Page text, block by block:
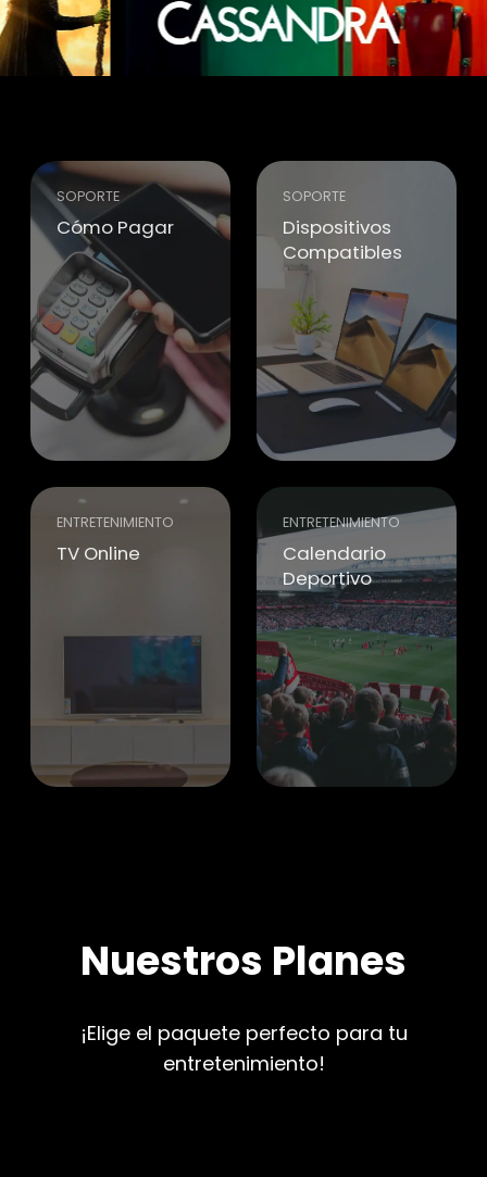
SOPORTE
Cómo Pagar
SOPORTE
Dispositivos
Compatibles
ENTRETENIMIENTO
TV Online
ENTRETENIMIENTO
Calendario
Deportivo
Nuestros Planes
¡Elige el paquete perfecto para tu
entretenimiento!